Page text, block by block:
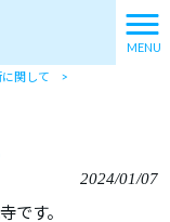
MENU
関して
>
2024/01/07
す。